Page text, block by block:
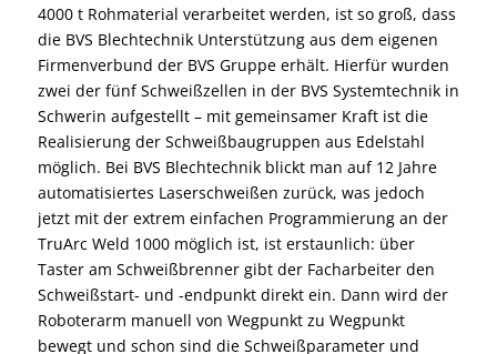
4000 t Rohmaterial verarbeitet werden, ist so groß, dass
die BVS Blechtechnik Unterstützung aus dem eigenen
Firmenverbund der BVS Gruppe erhält. Hierfür wurden
zwei der fünf Schweißzellen in der BVS Systemtechnik in
Schwerin aufgestellt – mit gemeinsamer Kraft ist die
Realisierung der Schweißbaugruppen aus Edelstahl
möglich. Bei BVS Blechtechnik blickt man auf 12 Jahre
automatisiertes Laserschweißen zurück, was jedoch
jetzt mit der extrem einfachen Programmierung an der
TruArc Weld 1000 möglich ist, ist erstaunlich: über
Taster am Schweißbrenner gibt der Facharbeiter den
Schweißstart- und -endpunkt direkt ein. Dann wird der
Roboterarm manuell von Wegpunkt zu Wegpunkt
bewegt und schon sind die Schweißparameter und